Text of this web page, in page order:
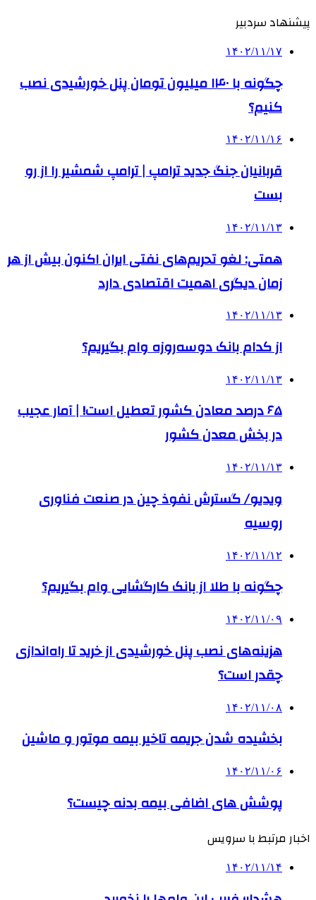
پیشنهاد سردبیر
۱۴۰۲/۱۱/۱۷
چگونه با ۱۴۰ میلیون تومان پنل خورشیدی نصب
کنیم؟
۱۴۰۲/۱۱/۱۶
قربانیان جنگ جدید ترامپ | ترامپ شمشیر را از رو
بست
۱۴۰۲/۱۱/۱۳
همتی: لغو تحریم‌های نفتی ایران اکنون بیش از هر
زمان دیگری اهمیت اقتصادی دارد
۱۴۰۲/۱۱/۱۳
از کدام بانک دوسه‌روزه وام بگیریم؟
۱۴۰۲/۱۱/۱۳
۶۵ درصد معادن کشور تعطیل است! | آمار عجیب
در بخش معدن کشور
۱۴۰۲/۱۱/۱۳
ویدیو/ گسترش نفوذ چین در صنعت فناوری
روسیه
۱۴۰۲/۱۱/۱۲
چگونه با طلا از بانک کارگشایی وام بگیریم؟
۱۴۰۲/۱۱/۰۹
هزینه‌های نصب پنل خورشیدی از خرید تا راه‌اندازی
چقدر است؟
۱۴۰۲/۱۱/۰۸
بخشیده شدن جریمه تاخیر بیمه موتور و ماشین
۱۴۰۲/۱۱/۰۶
پوشش‌ های اضافی بیمه بدنه چیست؟
اخبار مرتبط با سرویس
۱۴۰۲/۱۱/۱۴